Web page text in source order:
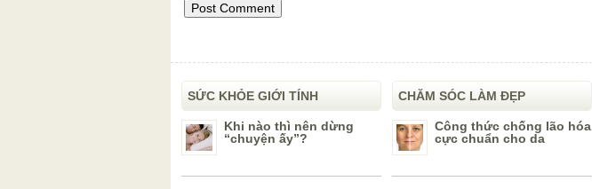
SỨC KHỎE GIỚI TÍNH
Khi nào thì nên dừng
“chuyện ấy”?
CHĂM SÓC LÀM ĐẸP
Công thức chống lão hóa
cực chuẩn cho da